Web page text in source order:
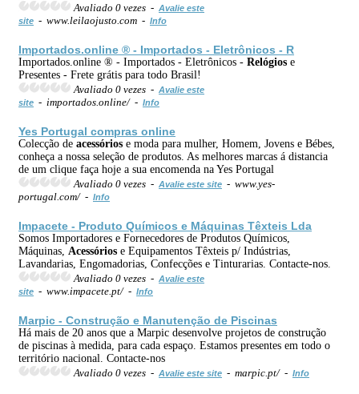
Avaliado 0 vezes - Avalie este
site - www.leilaojusto.com - Info
Importados.online ® - Importados - Eletrônicos - R
Importados.online ® - Importados - Eletrônicos - Relógios e
Presentes - Frete grátis para todo Brasil!
Avaliado 0 vezes - Avalie este
site - importados.online/ - Info
Yes Portugal compras online
Colecção de acessórios e moda para mulher, Homem, Jovens e Bébes,
conheça a nossa seleção de produtos. As melhores marcas á distancia
de um clique faça hoje a sua encomenda na Yes Portugal
Avaliado 0 vezes - Avalie este site - www.yes-
portugal.com/ - Info
Impacete - Produto Químicos e Máquinas Têxteis Lda
Somos Importadores e Fornecedores de Produtos Químicos,
Máquinas, Acessórios e Equipamentos Têxteis p/ Indústrias,
Lavandarias, Engomadorias, Confecções e Tinturarias. Contacte-nos.
Avaliado 0 vezes - Avalie este
site - www.impacete.pt/ - Info
Marpic - Construção e Manutenção de Piscinas
Há mais de 20 anos que a Marpic desenvolve projetos de construção
de piscinas à medida, para cada espaço. Estamos presentes em todo o
território nacional. Contacte-nos
Avaliado 0 vezes - Avalie este site - marpic.pt/ - Info